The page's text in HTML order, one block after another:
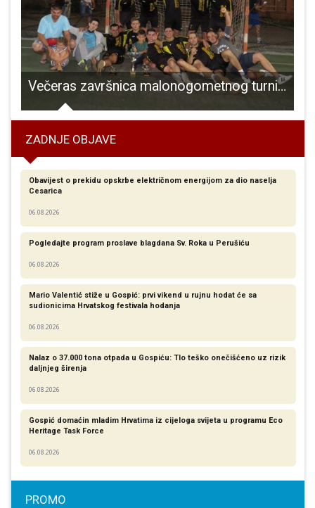
Večeras završnica malonogometnog turnira u Ličkom Osiku!
ZADNJE OBJAVE
Obavijest o prekidu opskrbe električnom energijom za dio naselja
Cesarica
06.08.2026
Pogledajte program proslave blagdana Sv. Roka u Perušiću
06.08.2026
Mario Valentić stiže u Gospić: prvi vikend u rujnu hodat će sa
sudionicima Hrvatskog festivala hodanja
06.08.2026
Nalaz o 37.000 tona otpada u Gospiću: Tlo teško onečišćeno uz rizik
daljnjeg širenja
06.08.2026
Gospić domaćin mladim Hrvatima iz cijeloga svijeta u programu Eco
Heritage Task Force
06.08.2026
PROMO